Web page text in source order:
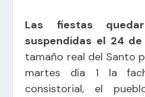
Las fiestas
suspendidas el 24
tamaño real del Santo
martes día 1 la
consistorial, el